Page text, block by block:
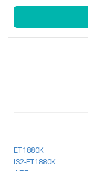
ET1880K
IS2-ET1880K